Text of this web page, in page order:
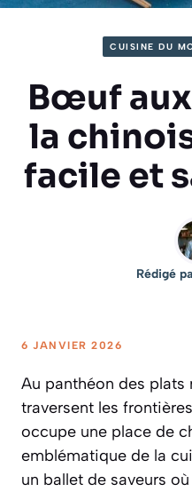
CUISINE DU
Bœuf
la
facile et
Rédigé
6 JANVIER 2026
Au panthéon des
traversent les
occupe une place de
emblématique de la
un ballet de saveurs